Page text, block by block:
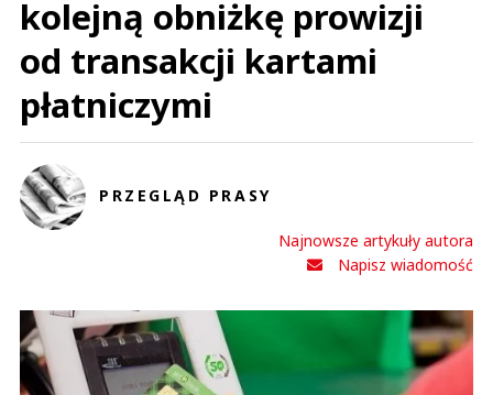
kolejną obniżkę prowizji
od transakcji kartami
płatniczymi
PRZEGLĄD PRASY
Najnowsze artykuły autora
Napisz wiadomość